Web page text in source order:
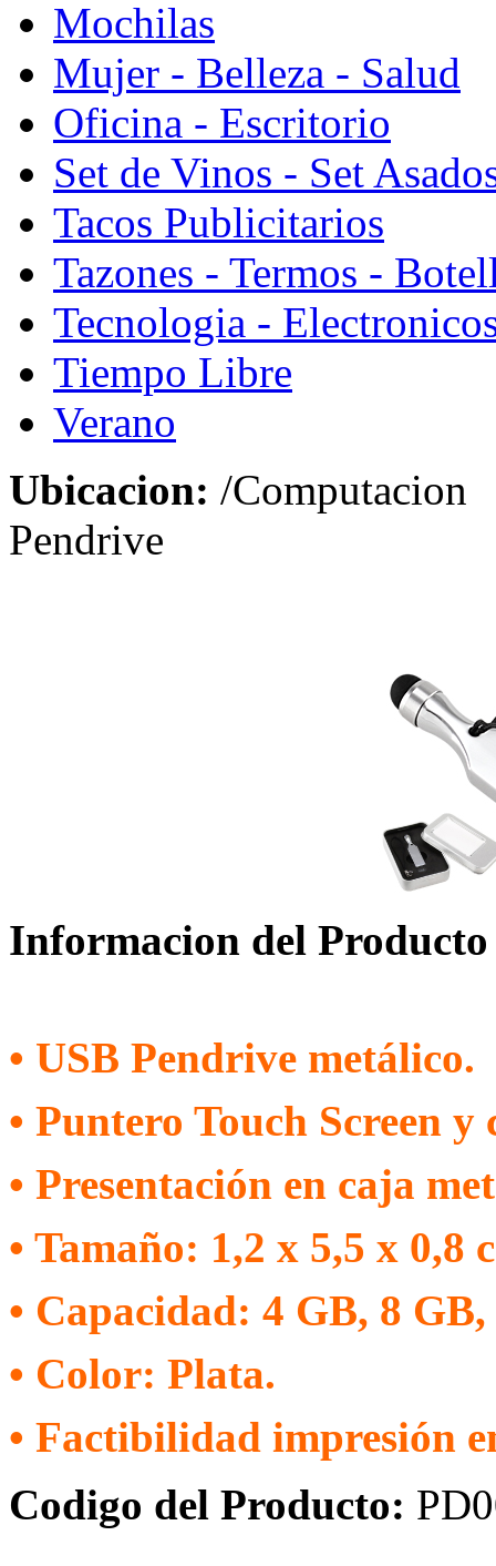
Mochilas
Mujer - Belleza - Salud
Oficina - Escritorio
Set de Vinos - Set
Tacos Publicitarios
Tazones - Termos -
Tecnologia -
Tiempo Libre
Verano
Ubicacion: /Computacion
Pendrive
Informacion del Producto
• USB Pendrive metálico.
• Puntero Touch Screen
• Presentación en caja
• Tamaño: 1,2 x 5,5 x 0,8
• Capacidad: 4 GB, 8 GB,
• Color: Plata.
• Factibilidad impresión
Codigo del Producto: